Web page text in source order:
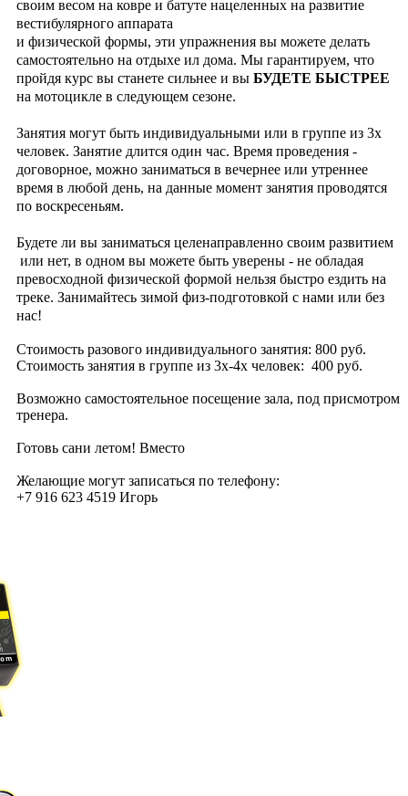
своим весом на ковре и батуте нацеленных на развитие
вестибулярного аппарата
и физической формы, эти упражнения вы можете делать
самостоятельно на отдыхе ил дома. Мы гарантируем, что
пройдя курс вы станете сильнее и вы БУДЕТЕ БЫСТРЕЕ
на мотоцикле в следующем сезоне.
Занятия могут быть индивидуальными или в группе из 3х
человек. Занятие длится один час. Время проведения -
договорное, можно заниматься в вечернее или утреннее
время в любой день, на данные момент занятия проводятся
по воскресеньям.
Будете ли вы заниматься целенаправленно своим развитием
или нет, в одном вы можете быть уверены - не обладая
превосходной физической формой нельзя быстро ездить на
треке. Занимайтесь зимой физ-подготовкой с нами или без
нас!
Стоимость разового индивидуального занятия: 800 руб.
Стоимость занятия в группе из 3х-4х человек: 400 руб.
Возможно самостоятельное посещение зала, под присмотром
тренера.
Готовь сани летом! Вместо
Желающие могут записаться по телефону:
+7 916 623 4519 Игорь